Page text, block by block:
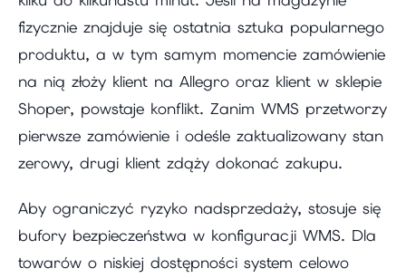
fizycznie znajduje się ostatnia sztuka popularnego
produktu, a w tym samym momencie zamówienie
na nią złoży klient na Allegro oraz klient w sklepie
Shoper, powstaje konflikt. Zanim WMS przetworzy
pierwsze zamówienie i odeśle zaktualizowany stan
zerowy, drugi klient zdąży dokonać zakupu.
Aby ograniczyć ryzyko nadsprzedaży, stosuje się
bufory bezpieczeństwa w konfiguracji WMS. Dla
towarów o niskiej dostępności system celowo